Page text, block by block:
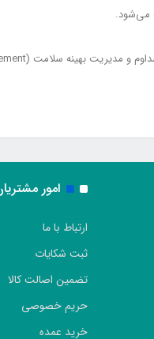
امور
ارتباط با ما
ثبت شکایات
تضمین اصالت کالا
حریم خصوصی
خرید عمده